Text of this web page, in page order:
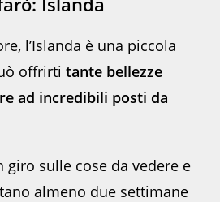
l’Islanda è una piccola
offrirti tante bellezze
ad incredibili posti da
giro sulle cose da vedere e
almeno due settimane